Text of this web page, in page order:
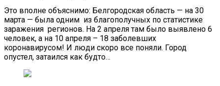
Это вполне объяснимо: Белгородская область — на 30
марта — была одним из благополучных по статистике
заражения регионов. На 2 апреля там было выявлено 6
человек, а на 10 апреля – 18 заболевших
коронавирусом! И люди скоро все поняли. Город
опустел, затаился как будто…